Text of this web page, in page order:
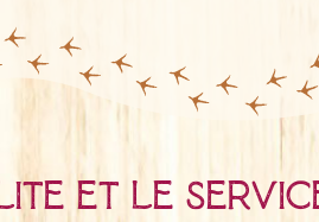
et le